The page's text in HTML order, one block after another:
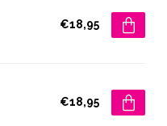
€18,95
€18,95